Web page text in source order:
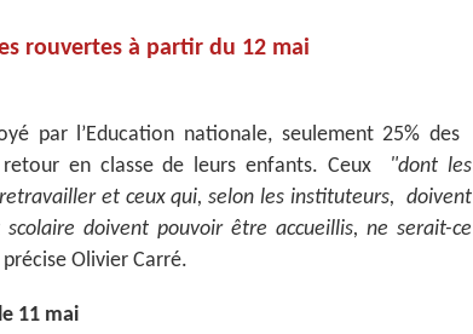
rouvertes à partir du 12 mai
par l’Education nationale, seulement 25% des
en classe de leurs enfants. Ceux "dont les
et ceux qui, selon les instituteurs, doivent
doivent pouvoir être accueillis, ne serait-ce
précise Olivier Carré.
11 mai